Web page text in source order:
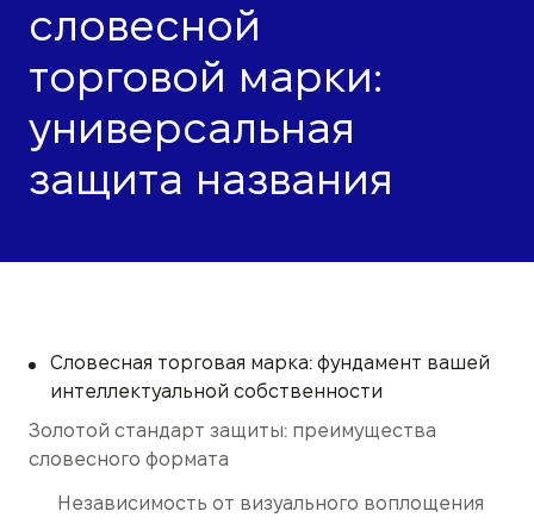
словесной
торговой марки:
универсальная
защита названия
Словесная торговая марка: фундамент вашей
интеллектуальной собственности
Золотой стандарт защиты: преимущества
словесного формата
Независимость от визуального воплощения